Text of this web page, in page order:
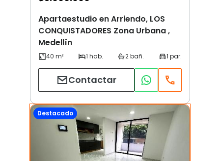
Apartaestudio en Arriendo, LOS
CONQUISTADORES Zona Urbana ,
Medellín
Contactar
Destacado